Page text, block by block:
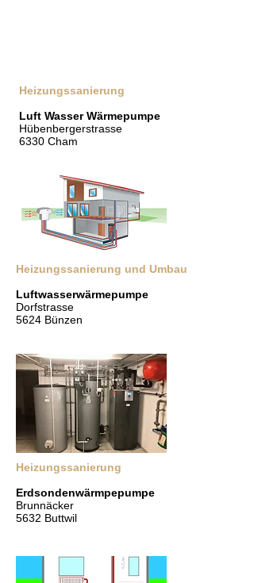
Heizungssanierung
Luft Wasser Wärmepumpe
Hübenbergerstrasse
6330 Cham
Heizungssanierung und Umbau
Luftwasserwärmepumpe
Dorfstrasse
5624 Bünzen
Heizungssanierung
Erdsondenwärmpepumpe
Brunnäcker
5632 Buttwil